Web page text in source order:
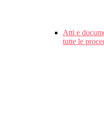
Atti e
tutte le